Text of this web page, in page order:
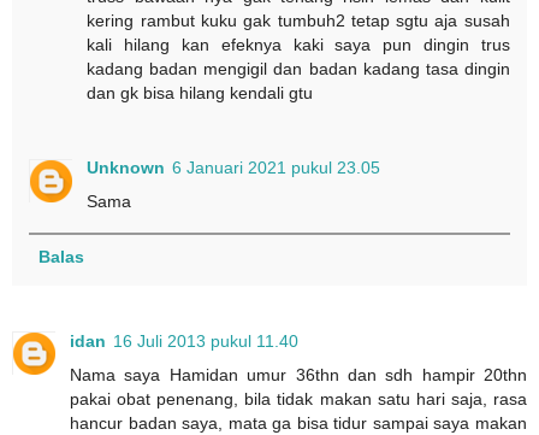
kering rambut kuku gak tumbuh2 tetap sgtu aja susah
kali hilang kan efeknya kaki saya pun dingin trus
kadang badan mengigil dan badan kadang tasa dingin
dan gk bisa hilang kendali gtu
Unknown 6 Januari 2021 pukul 23.05
Sama
Balas
idan 16 Juli 2013 pukul 11.40
Nama saya Hamidan umur 36thn dan sdh hampir 20thn
pakai obat penenang, bila tidak makan satu hari saja, rasa
hancur badan saya, mata ga bisa tidur sampai saya makan